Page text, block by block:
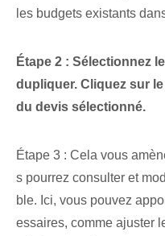
les budgets existants
Étape 2 : Sélectionnez
dupliquer. Cliquez sur
du devis sélectionné.
Étape 3 : Cela vous
s pourrez consulter et
ble. Ici, vous pouvez
essaires, comme ajuster